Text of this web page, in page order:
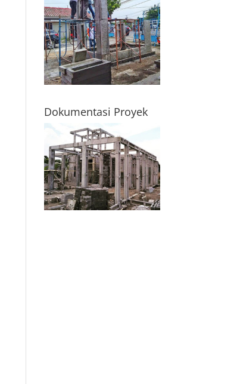
Dokumentasi Proyek